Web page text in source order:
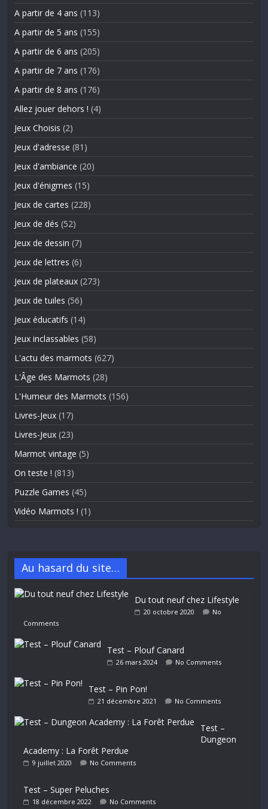
A partir de 4 ans (113)
A partir de 5 ans (155)
A partir de 6 ans (205)
A partir de 7 ans (176)
A partir de 8 ans (176)
Allez jouer dehors ! (4)
Jeux Choisis (2)
Jeux d'adresse (81)
Jeux d'ambiance (20)
Jeux d'énigmes (15)
Jeux de cartes (228)
Jeux de dés (52)
Jeux de dessin (7)
Jeux de lettres (6)
Jeux de plateaux (273)
Jeux de tuiles (56)
Jeux éducatifs (14)
Jeux inclassables (58)
L'actu des marmots (627)
L'Âge des Marmots (28)
L'Humeur des Marmots (156)
Livres-Jeux (17)
Livres-Jeux (23)
Marmot vintage (5)
On teste ! (813)
Puzzle Games (45)
Vidéo Marmots ! (1)
Au hasard du site…
Du tout neuf chez Lifestyle
20 octobre 2020
No
Comments
Test – Plouf Canard
26 mars 2024 No Comments
Test – Pin Pon!
21 décembre 2021 No Comments
Test –
Dungeon
Academy : La Forêt Perdue
9 juillet 2020 No Comments
Test – Super Peluches
18 décembre 2022 No Comments